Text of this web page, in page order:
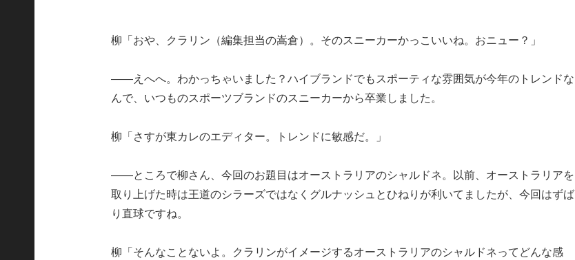
柳「おや、クラリン（編集担当の嵩倉）。そのスニーカーかっこいいね。おニュー？」
――えへへ。わかっちゃいました？ハイブランドでもスポーティな雰囲気が今年のトレンドな
んで、いつものスポーツブランドのスニーカーから卒業しました。
柳「さすが東カレのエディター。トレンドに敏感だ。」
――ところで柳さん、今回のお題目はオーストラリアのシャルドネ。以前、オーストラリアを
取り上げた時は王道のシラーズではなくグルナッシュとひねりが利いてましたが、今回はずば
り直球ですね。
柳「そんなことないよ。クラリンがイメージするオーストラリアのシャルドネってどんな感